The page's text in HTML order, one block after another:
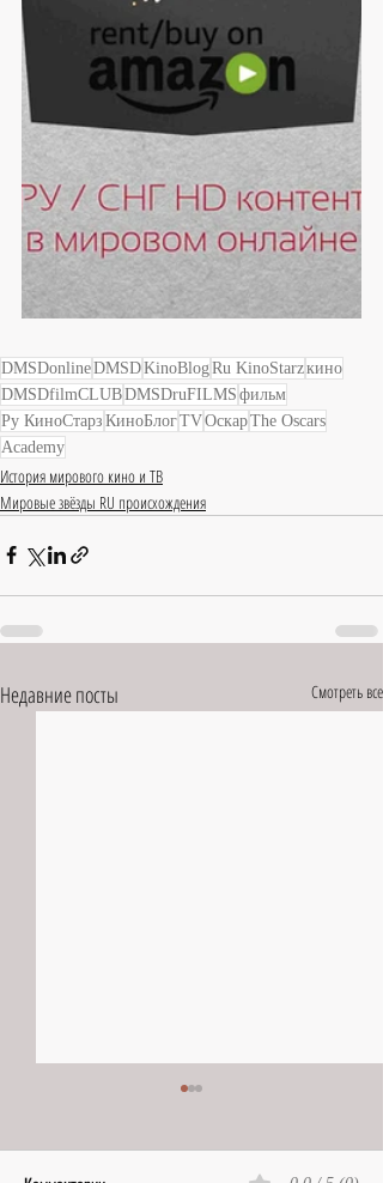
DMSDonlineDMSDKinoBlogRu KinoStarzкино
DMSDfilmCLUBDMSDruFILMS фильм
Ру КиноСтарз КиноБлогTVОскарThe Oscars
Academy
История мирового кино и ТВ
Мировые звёзды RU происхождения
Недавние посты Смотреть все